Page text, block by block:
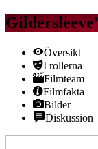
Översikt
I rollerna
Filmteam
Filmfakta
Bilder
Diskussion